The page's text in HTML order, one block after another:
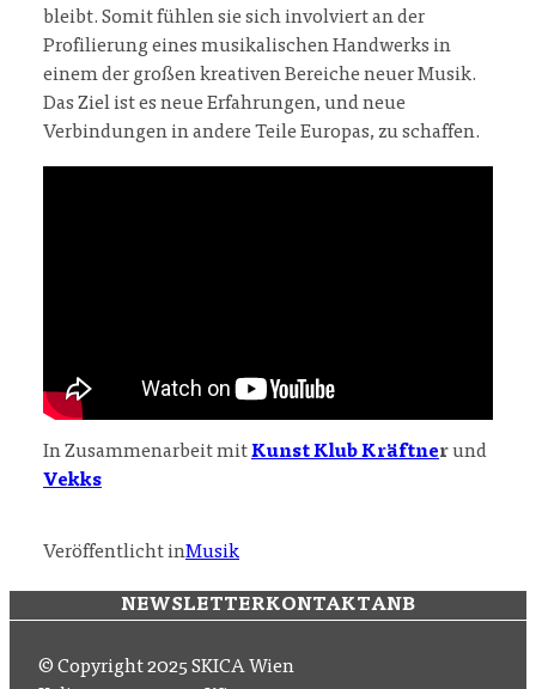
bleibt. Somit fühlen sie sich involviert an der
Profilierung eines musikalischen Handwerks in
einem der großen kreativen Bereiche neuer Musik.
Das Ziel ist es neue Erfahrungen, und neue
Verbindungen in andere Teile Europas, zu schaffen.
In Zusammenarbeit mitKunst Klub Kräftnerund
Vekks
Veröffentlicht inMusik
NEWSLETTERKONTAKTANB
© Copyright 2025 SKICA Wien